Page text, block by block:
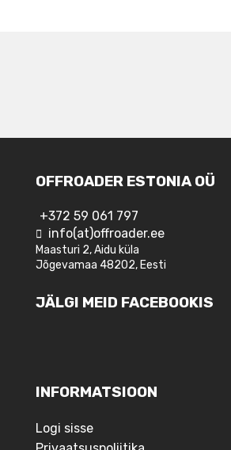
OFFROADER ESTONIA OÜ
+372 59 061 797
info(at)offroader.ee
Maasturi 2, Aidu küla
Jõgevamaa 48202, Eesti
JÄLGI MEID FACEBOOKIS
INFORMATSIOON
Logi sisse